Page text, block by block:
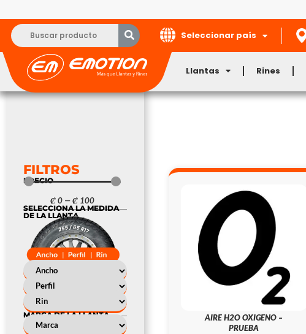
Seleccionar país
Llantas Rines
FILTROS
PRECIO
₡0 —₡ 100
SELECCIONA LA MEDIDA
DE LA LLANTA
MARCA DE LA LLANTA
AIRE H2O OXIGENO –
PRUEBA